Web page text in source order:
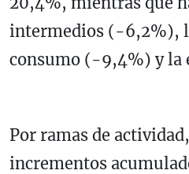
intermedios (-6,2%),
consumo (-9,4%) y la
Por ramas de
incrementos